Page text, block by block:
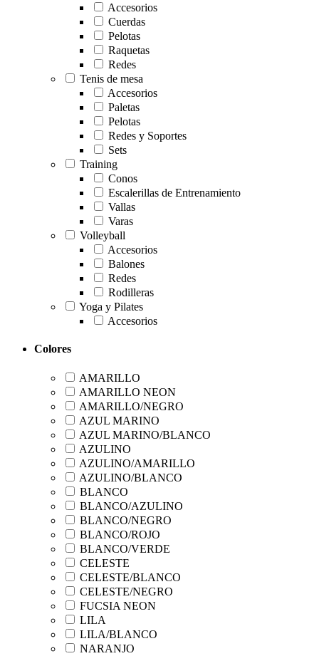
Accesorios
Cuerdas
Pelotas
Raquetas
Redes
Tenis de mesa
Accesorios
Paletas
Pelotas
Redes y Soportes
Sets
Training
Conos
Escalerillas de Entrenamiento
Vallas
Varas
Volleyball
Accesorios
Balones
Redes
Rodilleras
Yoga y Pilates
Accesorios
Colores
AMARILLO
AMARILLO NEON
AMARILLO/NEGRO
AZUL MARINO
AZUL MARINO/BLANCO
AZULINO
AZULINO/AMARILLO
AZULINO/BLANCO
BLANCO
BLANCO/AZULINO
BLANCO/NEGRO
BLANCO/ROJO
BLANCO/VERDE
CELESTE
CELESTE/BLANCO
CELESTE/NEGRO
FUCSIA NEON
LILA
LILA/BLANCO
NARANJO